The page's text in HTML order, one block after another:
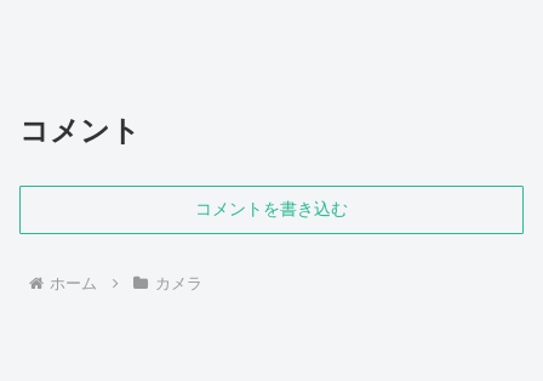
コメント
コメントを書き込む
ホーム カメラ